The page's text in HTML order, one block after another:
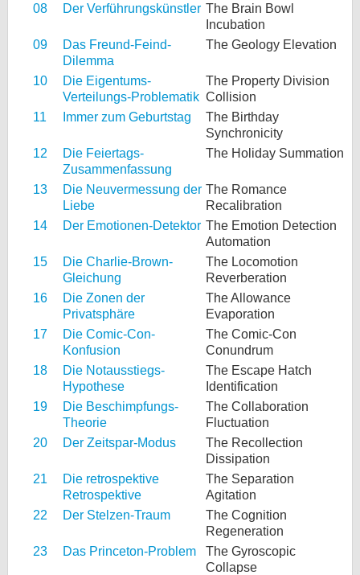
08
Der Verführungskünstler The Brain Bowl
Incubation
09
Das Freund-Feind-
Dilemma
The Geology Elevation
10
Die Eigentums-
Verteilungs-Problematik
The Property Division
Collision
11
Immer zum Geburtstag
The Birthday
Synchronicity
12
Die Feiertags-
Zusammenfassung
The Holiday Summation
13
Die Neuvermessung der
Liebe
The Romance
Recalibration
14
Der Emotionen-Detektor The Emotion Detection
Automation
15
Die Charlie-Brown-
Gleichung
The Locomotion
Reverberation
16
Die Zonen der
Privatsphäre
The Allowance
Evaporation
17
Die Comic-Con-
Konfusion
The Comic-Con
Conundrum
18
Die Notausstiegs-
Hypothese
The Escape Hatch
Identification
19
Die Beschimpfungs-
Theorie
The Collaboration
Fluctuation
20
Der Zeitspar-Modus
The Recollection
Dissipation
21
Die retrospektive
Retrospektive
The Separation
Agitation
22
Der Stelzen-Traum
The Cognition
Regeneration
23
Das Princeton-Problem
The Gyroscopic
Collapse